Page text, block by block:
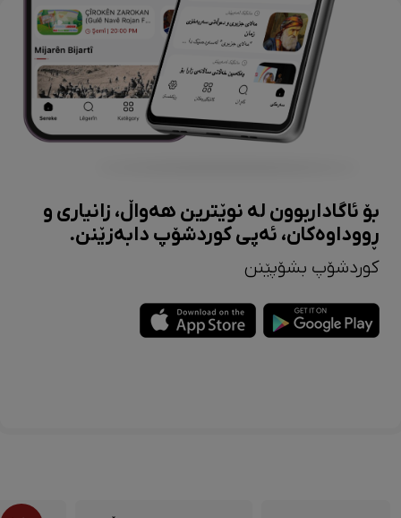
بۆ ئاگاداربوون لە نوێترین هەواڵ، زانیاری و
ڕووداوەکان، ئەپی کوردشۆپ دابەزێنن.
کوردشۆپ بشۆپێنن